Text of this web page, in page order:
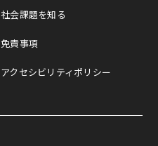
社会課題を知る
免責事項
アクセシビリティポリシー